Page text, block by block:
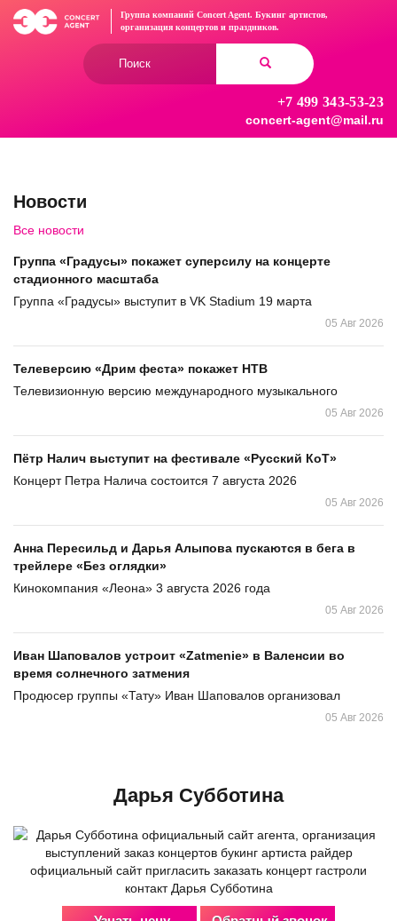
Перейти
Группа компаний Concert Agent. Букинг артистов,
организация концертов и праздников.
+7 499 343-53-23
concert-agent@mail.ru
Новости
Все новости
Группа «Градусы» покажет суперсилу на концерте
стадионного масштаба
Группа «Градусы» выступит в VK Stadium 19 марта
05 Авг 2026
Телеверсию «Дрим феста» покажет НТВ
Телевизионную версию международного музыкального
05 Авг 2026
Пётр Налич выступит на фестивале «Русский КоТ»
Концерт Петра Налича состоится 7 августа 2026
05 Авг 2026
Анна Пересильд и Дарья Алыпова пускаются в бега в
трейлере «Без оглядки»
Кинокомпания «Леона» 3 августа 2026 года
05 Авг 2026
Иван Шаповалов устроит «Zatmenie» в Валенсии во
время солнечного затмения
Продюсер группы «Тату» Иван Шаповалов организовал
05 Авг 2026
Дарья Субботина